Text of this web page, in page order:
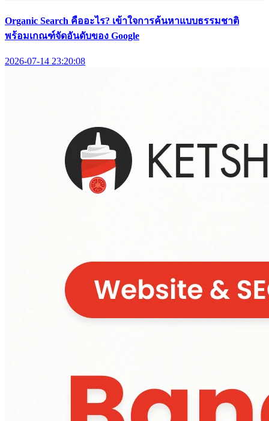
Organic Search คืออะไร? เข้าใจการค้นหาแบบธรรมชาติ
พร้อมเกณฑ์จัดอันดับของ Google
2026-07-14 23:20:08